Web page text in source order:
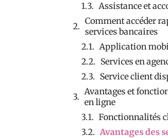
Assistance et
Comment accéder
services bancaires
Application
Services en
Service client
Avantages et
en ligne
Fonctionnalités
Avantages des